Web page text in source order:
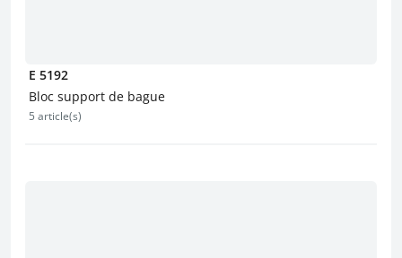
E 5192
Bloc support de bague
5 article(s)